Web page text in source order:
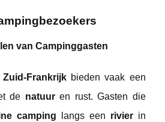
van Campinggasten
Zuid-Frankrijk bieden vaak een
de natuuren rust. Gasten die
camping langs een rivierin